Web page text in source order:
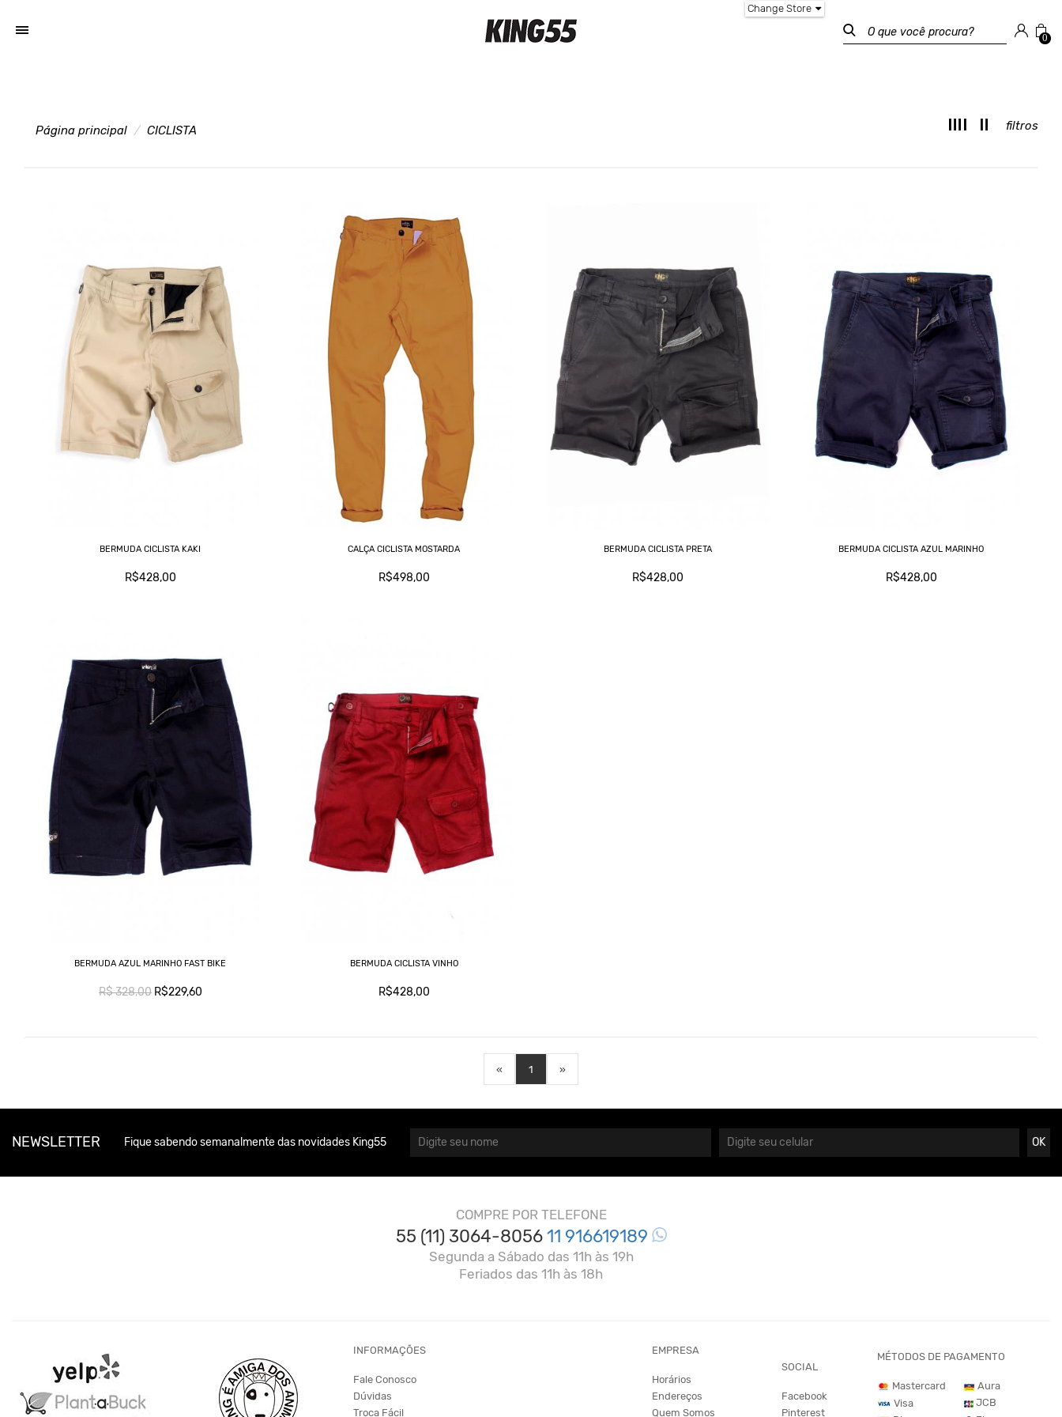
Change Store
0
Página principal CICLISTA filtros
BERMUDA CICLISTA KAKI
R$428,00
CALÇA CICLISTA MOSTARDA
R$498,00
BERMUDA CICLISTA PRETA
R$428,00
BERMUDA CICLISTA AZUL MARINHO
R$428,00
BERMUDA AZUL MARINHO FAST BIKE
R$ 328,00R$229,60
BERMUDA CICLISTA VINHO
R$428,00
« 1 »
NEWSLETTER Fique sabendo semanalmente das novidades King55 OK
COMPRE POR TELEFONE
55 (11) 3064-805611 916619189
Segunda a Sábado das 11h às 19h
Feriados das 11h às 18h
INFORMAÇÕES
Fale Conosco
Dúvidas
Troca Fácil
EMPRESA
Horários
Endereços
Quem Somos
SOCIAL
Facebook
Pinterest
MÉTODOS DE PAGAMENTO
Mastercard
Visa
Aura
JCB